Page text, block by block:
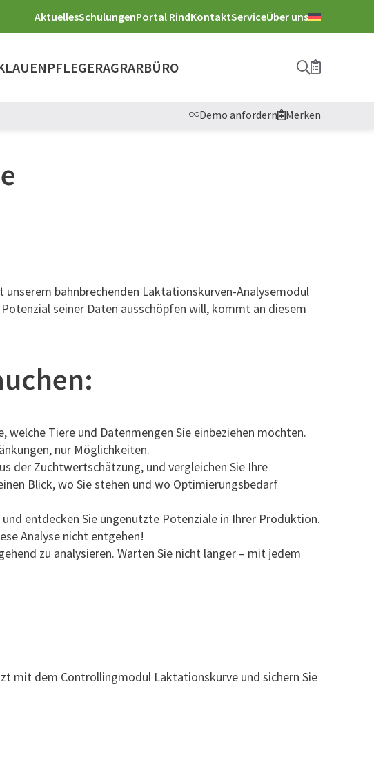
AktuellesSchulungenPortal RindKontaktServiceÜber uns
AGRARBÜRO Suche
Merkliste
Demo anfordern Merken
unserem bahnbrechenden Laktationskurven-Analysemodul
seiner Daten ausschöpfen will, kommt an diesem
welche Tiere und Datenmengen Sie einbeziehen möchten.
nur Möglichkeiten.
der Zuchtwertschätzung, und vergleichen Sie Ihre
Blick, wo Sie stehen und wo Optimierungsbedarf
entdecken Sie ungenutzte Potenziale in Ihrer Produktion.
Analyse nicht entgehen!
zu analysieren. Warten Sie nicht länger – mit jedem
mit dem Controllingmodul Laktationskurve und sichern Sie